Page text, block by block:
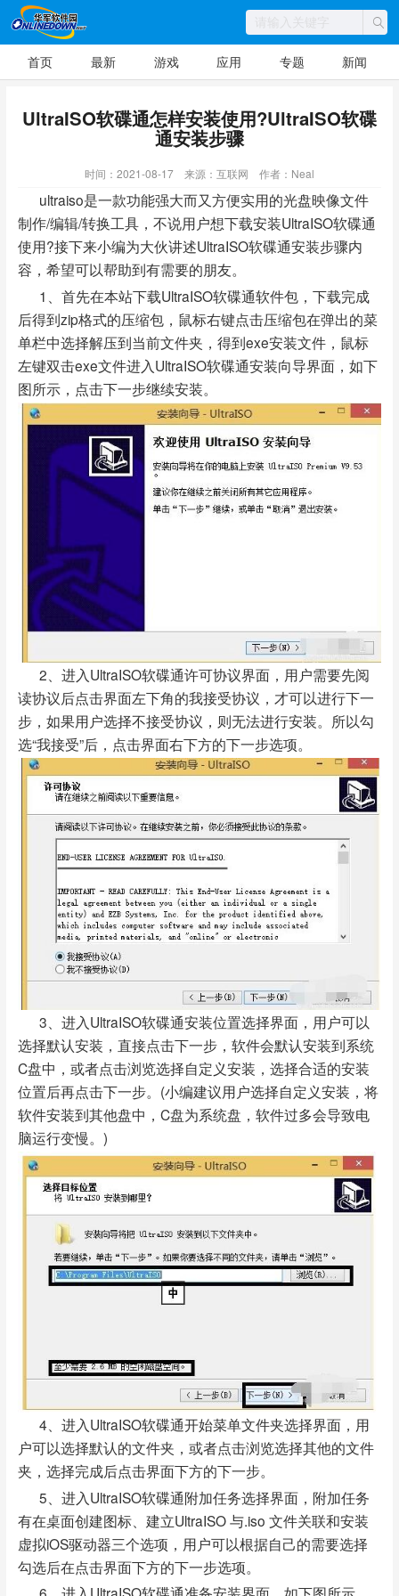
首页 最新 游戏 应用 专题 新闻
UltraISO软碟通怎样安装使用?UltraISO软碟
通安装步骤
时间：2021-08-17 来源：互联网 作者：Neal
ultraiso是一款功能强大而又方便实用的光盘映像文件
制作/编辑/转换工具，不说用户想下载安装UltraISO软碟通
使用?接下来小编为大伙讲述UltraISO软碟通安装步骤内
容，希望可以帮助到有需要的朋友。
1、首先在本站下载UltraISO软碟通软件包，下载完成
后得到zip格式的压缩包，鼠标右键点击压缩包在弹出的菜
单栏中选择解压到当前文件夹，得到exe安装文件，鼠标
左键双击exe文件进入UltraISO软碟通安装向导界面，如下
图所示，点击下一步继续安装。
2、进入UltraISO软碟通许可协议界面，用户需要先阅
读协议后点击界面左下角的我接受协议，才可以进行下一
步，如果用户选择不接受协议，则无法进行安装。所以勾
选“我接受”后，点击界面右下方的下一步选项。
3、进入UltraISO软碟通安装位置选择界面，用户可以
选择默认安装，直接点击下一步，软件会默认安装到系统
C盘中，或者点击浏览选择自定义安装，选择合适的安装
位置后再点击下一步。(小编建议用户选择自定义安装，将
软件安装到其他盘中，C盘为系统盘，软件过多会导致电
脑运行变慢。)
4、进入UltraISO软碟通开始菜单文件夹选择界面，用
户可以选择默认的文件夹，或者点击浏览选择其他的文件
夹，选择完成后点击界面下方的下一步。
5、进入UltraISO软碟通附加任务选择界面，附加任务
有在桌面创建图标、建立UltraISO 与.iso 文件关联和安装
虚拟iOS驱动器三个选项，用户可以根据自己的需要选择
勾选后在点击界面下方的下一步选项。